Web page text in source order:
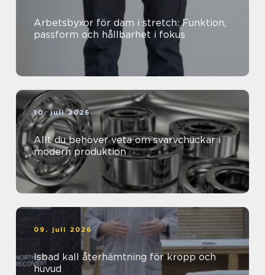
Arbetsbyxor för dam i stretch: Funktion,
passform och hållbarhet i fokus
10. juli 2026
Allt du behöver veta om svarvchuckar i
modern produktion
09. juli 2026
Isbad kall återhämtning för kropp och
huvud